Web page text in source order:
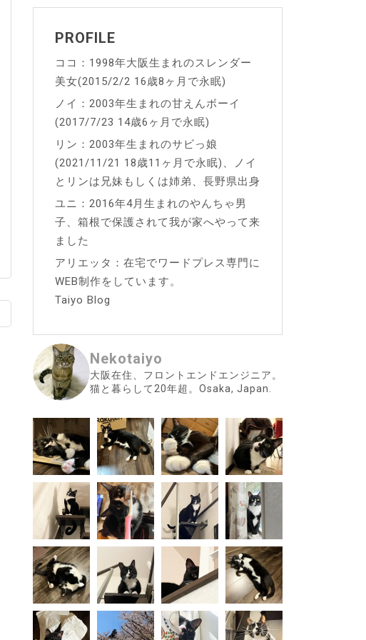
PROFILE
ココ：1998年大阪生まれのスレンダー
美女(2015/2/2 16歳8ヶ月で永眠)
ノイ：2003年生まれの甘えんボーイ
(2017/7/23 14歳6ヶ月で永眠)
リン：2003年生まれのサビっ娘
(2021/11/21 18歳11ヶ月で永眠)、ノイ
とリンは兄妹もしくは姉弟、長野県出身
ユニ：2016年4月生まれのやんちゃ男
子、箱根で保護されて我が家へやって来
ました
アリエッタ：在宅でワードプレス専門に
WEB制作をしています。
Taiyo Blog
Nekotaiyo
大阪在住、フロントエンドエンジニア。
猫と暮らして20年超。Osaka, Japan.